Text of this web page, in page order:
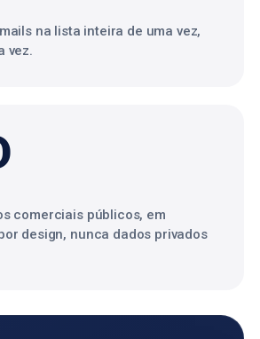
na lista inteira de uma vez,
vez.
comerciais públicos, em
design, nunca dados privados